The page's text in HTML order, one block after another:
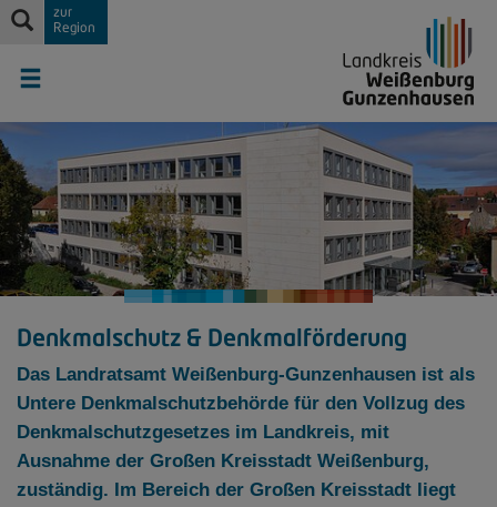
zur
Region
Denkmalschutz & Denkmalförderung
Das Landratsamt Weißenburg-Gunzenhausen ist als
Untere Denkmalschutzbehörde für den Vollzug des
Denkmalschutzgesetzes im Landkreis, mit
Ausnahme der Großen Kreisstadt Weißenburg,
zuständig. Im Bereich der Großen Kreisstadt liegt